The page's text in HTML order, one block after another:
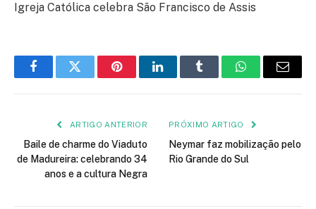
Igreja Católica celebra São Francisco de Assis
FacebookTwitter PinterestLinkedInTumblr WhatsApp
E-
ARTIGO ANTERIOR
Baile de charme do Viaduto
de Madureira: celebrando 34
anos e a cultura Negra
PRÓXIMO ARTIGO
Neymar faz mobilização pelo
Rio Grande do Sul